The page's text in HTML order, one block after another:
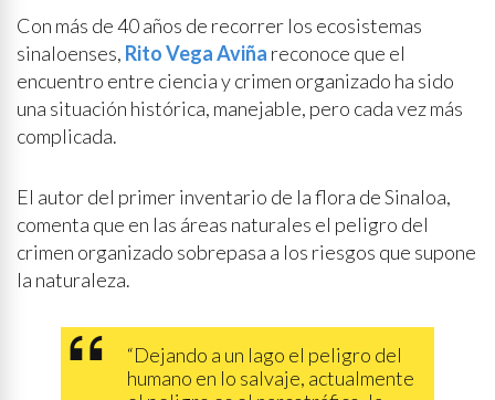
Con más de 40 años de recorrer los ecosistemas
sinaloenses, Rito Vega Aviña reconoce que el
encuentro entre ciencia y crimen organizado ha sido
una situación histórica, manejable, pero cada vez más
complicada.
El autor del primer inventario de la flora de Sinaloa,
comenta que en las áreas naturales el peligro del
crimen organizado sobrepasa a los riesgos que supone
la naturaleza.
“Dejando a un lago el peligro del
humano en lo salvaje, actualmente